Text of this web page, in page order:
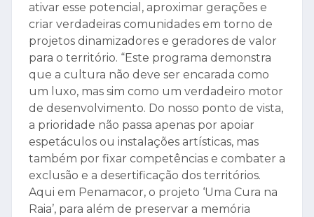
ativar esse potencial, aproximar gerações e
criar verdadeiras comunidades em torno de
projetos dinamizadores e geradores de valor
para o território. “Este programa demonstra
que a cultura não deve ser encarada como
um luxo, mas sim como um verdadeiro motor
de desenvolvimento. Do nosso ponto de vista,
a prioridade não passa apenas por apoiar
espetáculos ou instalações artísticas, mas
também por fixar competências e combater a
exclusão e a desertificação dos territórios.
Aqui em Penamacor, o projeto ‘Uma Cura na
Raia’, para além de preservar a memória